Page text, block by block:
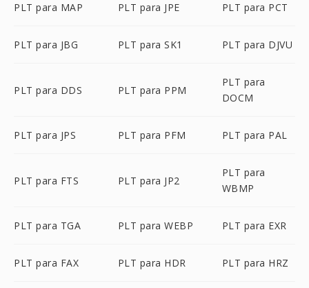
PLT para MAP PLT para JPE PLT para PCT
PLT para JBG PLT para SK1 PLT para DJVU
PLT para DDS PLT para PPM
PLT para
DOCM
PLT para JPS PLT para PFM PLT para PAL
PLT para FTS PLT para JP2
PLT para
WBMP
PLT para TGA PLT para WEBP PLT para EXR
PLT para FAX PLT para HDR PLT para HRZ